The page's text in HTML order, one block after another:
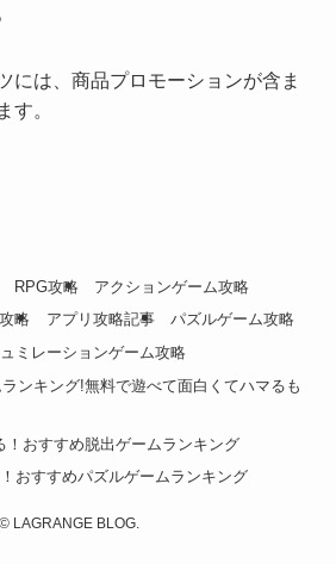
には、商品プロモーションが含ま
す。
RPG攻略
アクションゲーム攻略
略
アプリ攻略記事
パズルゲーム攻略
ミレーションゲーム攻略
ンキング!無料で遊べて面白くてハマるも
！おすすめ脱出ゲームランキング
おすすめパズルゲームランキング
© LAGRANGE BLOG.